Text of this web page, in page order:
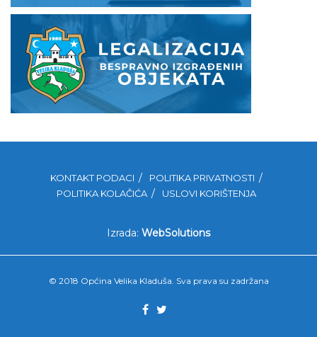
KONTAKT PODACI
POLITIKA PRIVATNOSTI
POLITIKA KOLAČIĆA
USLOVI KORIŠTENJA
Izrada: WebSolutions
© 2018 Općina Velika Kladuša. Sva prava su zadržana